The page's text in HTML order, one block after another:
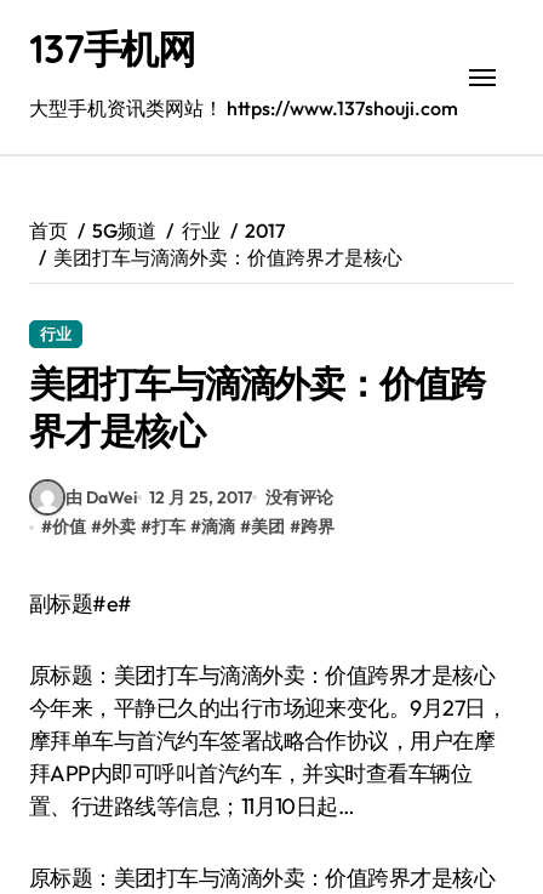
137手机网
大型手机资讯类网站！ https://www.137shouji.com
首页 5G频道 行业
2017
美团打车与滴滴外卖：价值跨界才是核心
行业
美团打车与滴滴外卖：价值跨
界才是核心
由 DaWei 12 月 25, 2017 没有评论
#价值 #外卖 #打车 #滴滴 #美团 #跨界
副标题#e#
原标题：美团打车与滴滴外卖：价值跨界才是核心
今年来，平静已久的出行市场迎来变化。9月27日，
摩拜单车与首汽约车签署战略合作协议，用户在摩
拜APP内即可呼叫首汽约车，并实时查看车辆位
置、行进路线等信息；11月10日起…
原标题：美团打车与滴滴外卖：价值跨界才是核心